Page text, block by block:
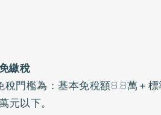
繳稅
門檻為：基本免稅額8.8萬＋
以下。